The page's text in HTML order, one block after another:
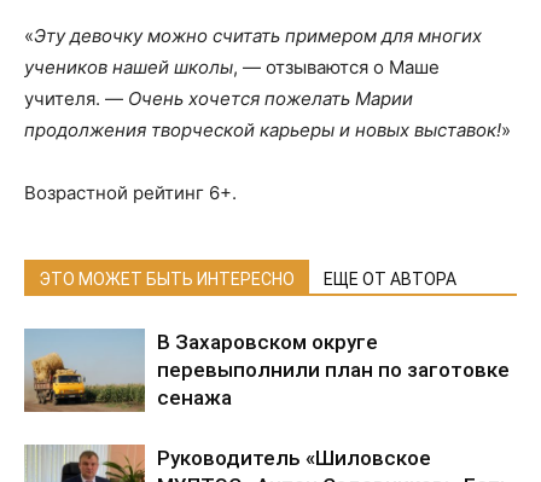
«Эту девочку можно считать примером для многих
учеников нашей школы, — отзываются о Маше
учителя. — Очень хочется пожелать Марии
продолжения творческой карьеры и новых выставок!»
Возрастной рейтинг 6+.
ЭТО МОЖЕТ БЫТЬ ИНТЕРЕСНО ЕЩЕ ОТ АВТОРА
В Захаровском округе
перевыполнили план по заготовке
сенажа
Руководитель «Шиловское